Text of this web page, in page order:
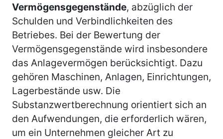
Vermögensgegenstände, abzüglich der
Schulden und Verbindlichkeiten des
Betriebes. Bei der Bewertung der
Vermögensgegenstände wird insbesondere
das Anlagevermögen berücksichtigt. Dazu
gehören Maschinen, Anlagen, Einrichtungen,
Lagerbestände usw. Die
Substanzwertberechnung orientiert sich an
den Aufwendungen, die erforderlich wären,
um ein Unternehmen gleicher Art zu